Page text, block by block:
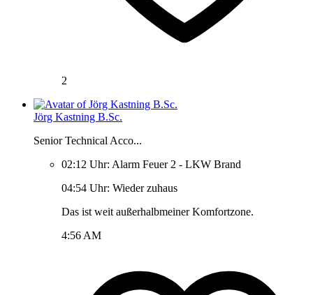
2
Jörg Kastning B.Sc.
Senior Technical Acco...
02:12 Uhr: Alarm Feuer 2 - LKW Brand
04:54 Uhr: Wieder zuhaus
Das ist weit außerhalbmeiner Komfortzone.
4:56 AM